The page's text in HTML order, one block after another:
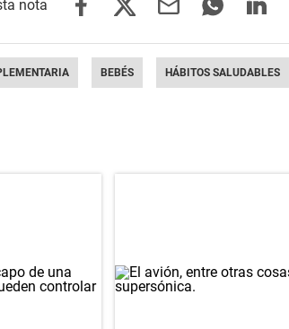
BEBÉS HÁBITOS SALUDABLES